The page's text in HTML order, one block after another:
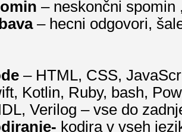
– neskončni spomin
– hecni odgovori,
– HTML, CSS,
Kotlin, Ruby, bash,
Verilog – vse do
kodira v vseh